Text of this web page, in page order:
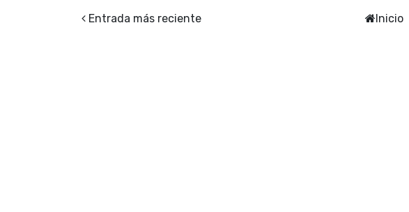
Entrada más reciente Inicio